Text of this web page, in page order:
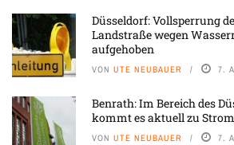
Düsseldorf: Vollsperrung
Landstraße wegen
aufgehoben
VON UTE NEUBAUER 7.
Benrath: Im Bereich des
kommt es aktuell zu
VON UTE NEUBAUER 7.